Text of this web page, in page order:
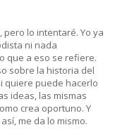
pero lo intentaré. Yo ya
ni nada
que a eso se refiere.
sobre la historia del
quiere puede hacerlo
ideas, las mismas
crea oportuno. Y
me da lo mismo.